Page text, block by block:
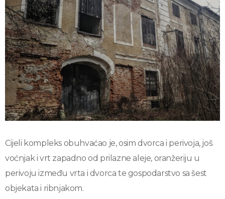
Cijeli kompleks obuhvaćao je, osim dvorca i perivoja, još
voćnjak i vrt zapadno od prilazne aleje, oranžeriju u
perivoju između vrta i dvorca te gospodarstvo sa šest
objekata i ribnjakom.